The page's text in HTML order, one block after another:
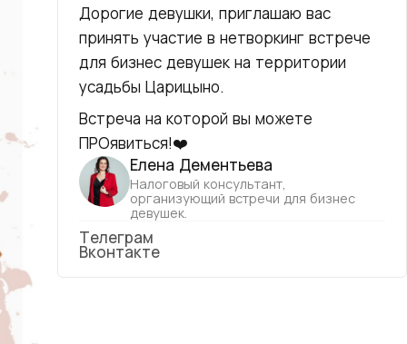
Елена Дементьева
Налоговый консультант,
организующий встречи для бизнес
девушек.
Телеграм
Вконтакте
Дорогие девушки, приглашаю вас
принять участие в нетворкинг встрече
для бизнес девушек на территории
усадьбы Царицыно.
Встреча на которой вы можете
ПРОявиться!❤️